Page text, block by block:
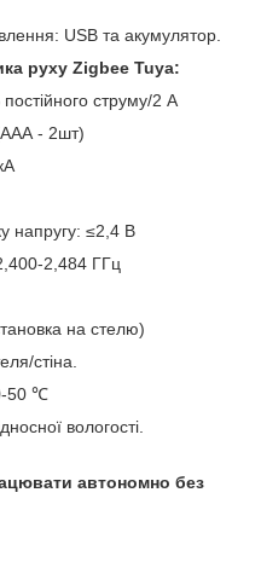
USB та акумулятор.
руху Zigbee Tuya:
струму/2 А
- 2шт)
напругу: ≤2,4 В
2,484 ГГц
на стелю)
стіна.
50 ℃
вологості.
автономно без